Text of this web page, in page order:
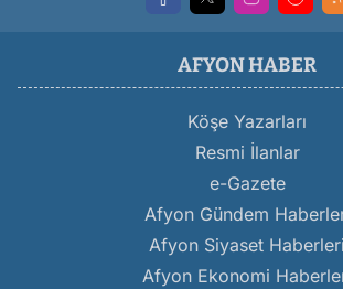
AFYON HABER
Köşe Yazarları
Resmi İlanlar
e-Gazete
Afyon Gündem
Afyon Siyaset Haberleri
Afyon Ekonomi